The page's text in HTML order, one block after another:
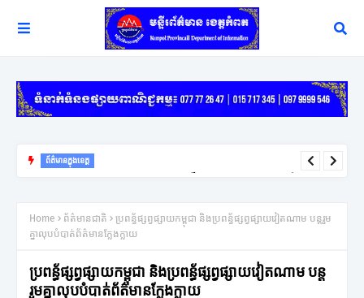
ព័ត៌មានក្នុងខេត្ត
Home ព័ត៌មានជាតិ
ប្រពន្ធ័ផ្សព្វផ្សាយកម្ពុជា និងប្រពន្ធ័ផ្សព្វផ្សាយវៀតណាម បន្ដរួម
គ្នាលុបបំបាត់ព័ត៌មានក្លែងក្លាយ
ប្រពន្ធ័ផ្សព្វផ្សាយកម្ពុជា និងប្រពន្ធ័ផ្សព្វផ្សាយវៀតណាម បន្ដ
រួមគ្នាលុបបំបាត់ព័ត៌មានក្លែងក្លាយ